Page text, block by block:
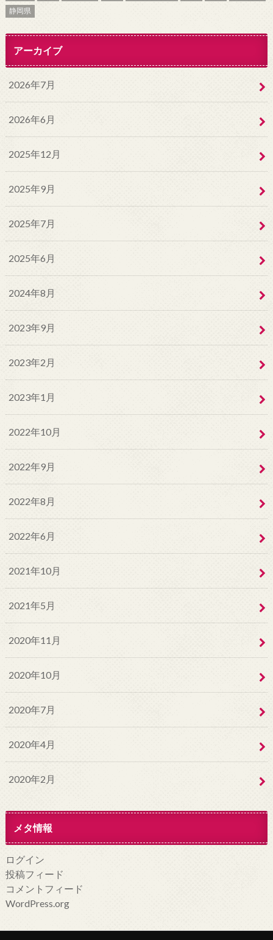
静岡県
アーカイブ
2026年7月
2026年6月
2025年12月
2025年9月
2025年7月
2025年6月
2024年8月
2023年9月
2023年2月
2023年1月
2022年10月
2022年9月
2022年8月
2022年6月
2021年10月
2021年5月
2020年11月
2020年10月
2020年7月
2020年4月
2020年2月
メタ情報
ログイン
投稿フィード
コメントフィード
WordPress.org